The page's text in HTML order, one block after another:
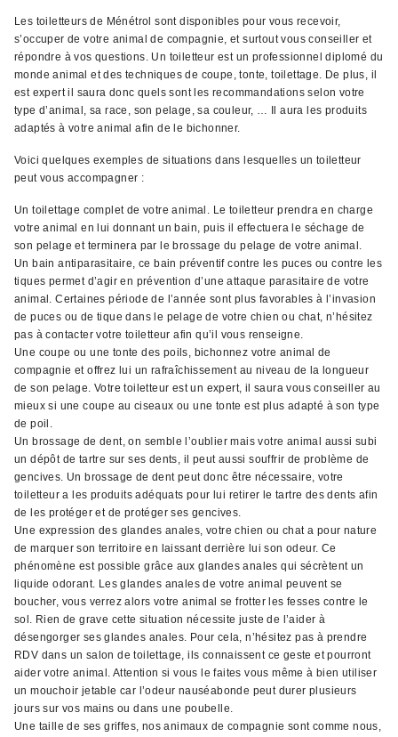
Les toiletteurs de Ménétrol sont disponibles pour vous recevoir,
s’occuper de votre animal de compagnie, et surtout vous conseiller et
répondre à vos questions. Un toiletteur est un professionnel diplomé du
monde animal et des techniques de coupe, tonte, toilettage. De plus, il
est expert il saura donc quels sont les recommandations selon votre
type d’animal, sa race, son pelage, sa couleur, … Il aura les produits
adaptés à votre animal afin de le bichonner.
Voici quelques exemples de situations dans lesquelles un toiletteur
peut vous accompagner :
Un toilettage complet de votre animal. Le toiletteur prendra en charge
votre animal en lui donnant un bain, puis il effectuera le séchage de
son pelage et terminera par le brossage du pelage de votre animal.
Un bain antiparasitaire, ce bain préventif contre les puces ou contre les
tiques permet d’agir en prévention d’une attaque parasitaire de votre
animal. Certaines période de l’année sont plus favorables à l’invasion
de puces ou de tique dans le pelage de votre chien ou chat, n’hésitez
pas à contacter votre toiletteur afin qu’il vous renseigne.
Une coupe ou une tonte des poils, bichonnez votre animal de
compagnie et offrez lui un rafraîchissement au niveau de la longueur
de son pelage. Votre toiletteur est un expert, il saura vous conseiller au
mieux si une coupe au ciseaux ou une tonte est plus adapté à son type
de poil.
Un brossage de dent, on semble l’oublier mais votre animal aussi subi
un dépôt de tartre sur ses dents, il peut aussi souffrir de problème de
gencives. Un brossage de dent peut donc être nécessaire, votre
toiletteur a les produits adéquats pour lui retirer le tartre des dents afin
de les protéger et de protéger ses gencives.
Une expression des glandes anales, votre chien ou chat a pour nature
de marquer son territoire en laissant derrière lui son odeur. Ce
phénomène est possible grâce aux glandes anales qui sécrètent un
liquide odorant. Les glandes anales de votre animal peuvent se
boucher, vous verrez alors votre animal se frotter les fesses contre le
sol. Rien de grave cette situation nécessite juste de l’aider à
désengorger ses glandes anales. Pour cela, n’hésitez pas à prendre
RDV dans un salon de toilettage, ils connaissent ce geste et pourront
aider votre animal. Attention si vous le faites vous même à bien utiliser
un mouchoir jetable car l’odeur nauséabonde peut durer plusieurs
jours sur vos mains ou dans une poubelle.
Une taille de ses griffes, nos animaux de compagnie sont comme nous,